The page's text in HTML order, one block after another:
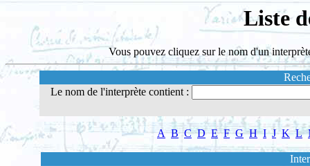
Liste
Vous pouvez cliquez sur le nom d'un
Le nom de l'interprète contient :
A B C D E F G H I J K L